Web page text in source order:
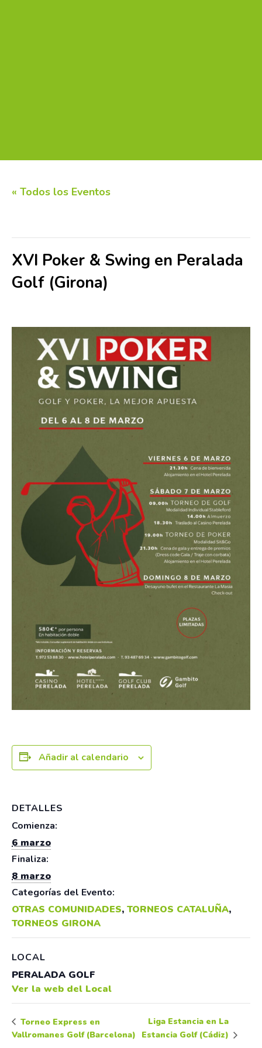
« Todos los Eventos
XVI Poker & Swing en Peralada
Golf (Girona)
Añadir al calendario
DETALLES
Comienza:
6 marzo
Finaliza:
8 marzo
Categorías del Evento:
OTRAS COMUNIDADES, TORNEOS CATALUÑA,
TORNEOS GIRONA
LOCAL
PERALADA GOLF
Ver la web del Local
Torneo Express en
Vallromanes Golf (Barcelona)
Liga Estancia en La
Estancia Golf (Cádiz)